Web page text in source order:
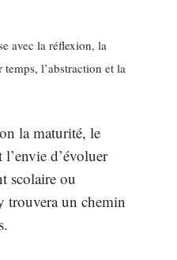
avec la réflexion, la
l’abstraction et la
la maturité, le
d’évoluer
scolaire ou
trouvera un chemin